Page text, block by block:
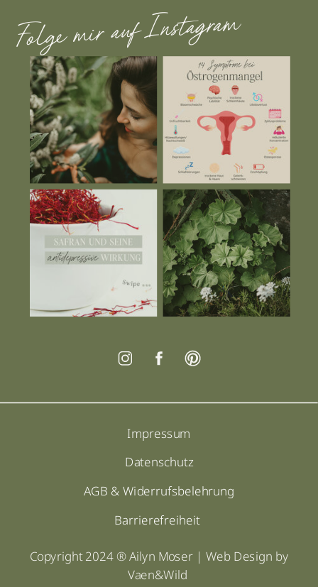
Folge mir auf Instagram
Copyright 2024 ® Ailyn Moser | Web Design by
Vaen&Wild
Impressum
Datenschutz
AGB & Widerrufsbelehrung
Barrierefreiheit